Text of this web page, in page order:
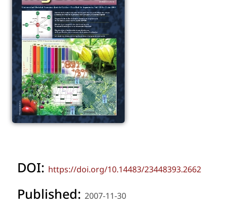
DOI: https://doi.org/10.14483/23448393.2662
Published: 2007-11-30